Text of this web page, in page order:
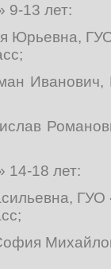
9-13 лет:
Юрьевна,
14-18 лет: